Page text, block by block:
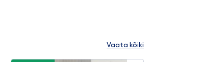
Vaata kõiki